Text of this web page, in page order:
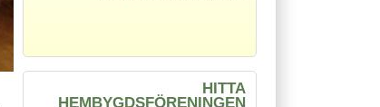
HITTA
HEMBYGDSFÖRENINGEN